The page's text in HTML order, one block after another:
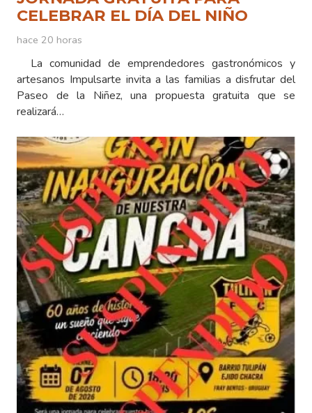
CELEBRAR EL DÍA DEL NIÑO
hace 20 horas
La comunidad de emprendedores gastronómicos y
artesanos Impulsarte invita a las familias a disfrutar del
Paseo de la Niñez, una propuesta gratuita que se
realizará…